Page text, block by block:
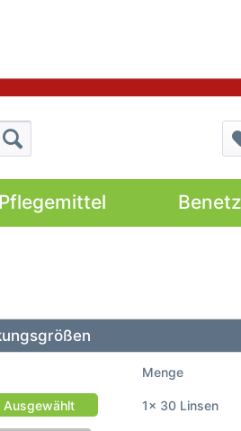
Pflegemittel
Menge
1x 30 Linsen